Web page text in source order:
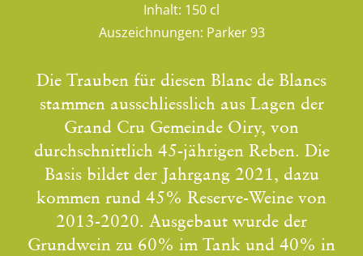
Inhalt: 150 cl
Auszeichnungen: Parker 93
Die Trauben für diesen Blanc de Blancs
stammen ausschliesslich aus Lagen der
Grand Cru Gemeinde Oiry, von
durchschnittlich 45-jährigen Reben. Die
Basis bildet der Jahrgang 2021, dazu
kommen rund 45% Reserve-Weine von
2013-2020. Ausgebaut wurde der
Grundwein zu 60% im Tank und 40% in